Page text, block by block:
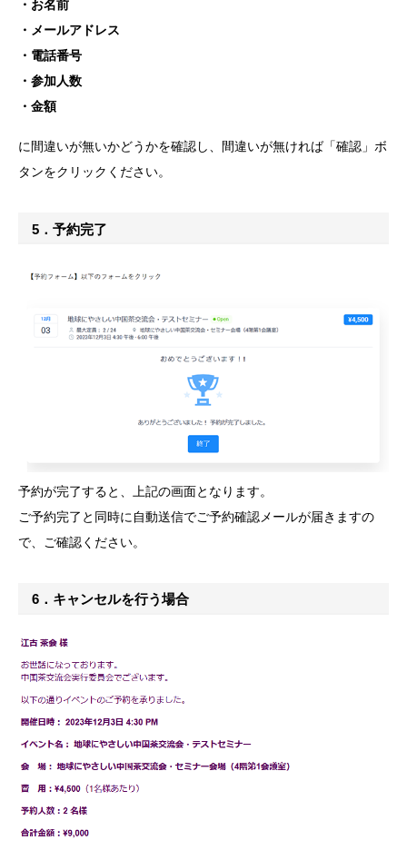
・お名前
・メールアドレス
・電話番号
・参加人数
・金額
に間違いが無いかどうかを確認し、間違いが無ければ「確認」ボ
タンをクリックください。
5．予約完了
予約が完了すると、上記の画面となります。
ご予約完了と同時に自動送信でご予約確認メールが届きますの
で、ご確認ください。
6．キャンセルを行う場合